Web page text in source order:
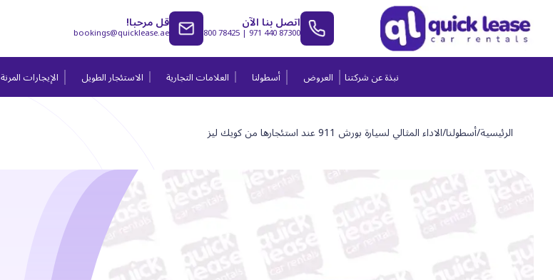
اتصل بنا الآن800 78425 |971 440 87300 قل مرحبا!
bookings@quicklease.ae
نبذة عن شركتنا العروض أسطولنا العلامات التجارية الاستئجار الطويل الإيجارات المرنة
الرئيسية/أسطولنا/الاداء المثالي لسيارة بورش 911 عند استئجارها من كويك ليز